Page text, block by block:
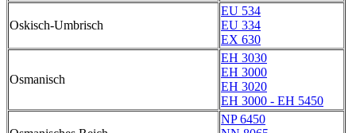
Oskisch-Umbrisch
EU 534
EU 334
EX 630
Osmanisch
EH 3030
EH 3000
EH 3020
EH 3000 - EH 5450
NP 6450